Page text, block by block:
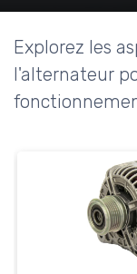
Explorez les
l'alternateur